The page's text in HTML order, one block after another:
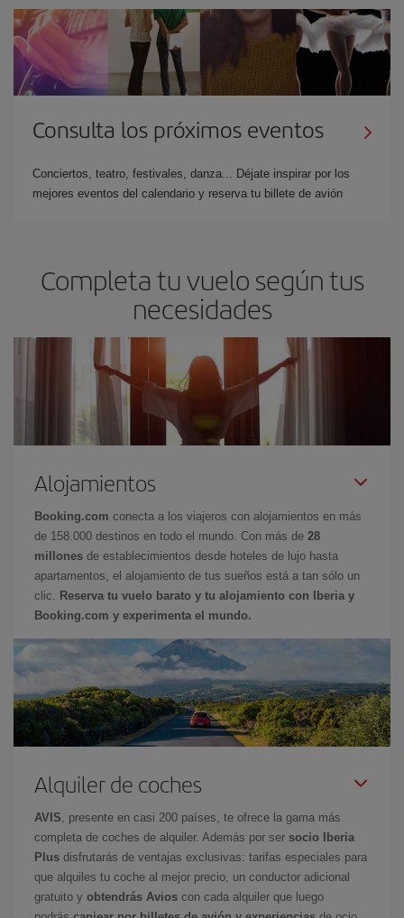
Consulta los próximos eventos
Conciertos, teatro, festivales, danza... Déjate inspirar por los
mejores eventos del calendario y reserva tu billete de avión
Completa tu vuelo según tus
necesidades
Alojamientos
Booking.com conecta a los viajeros con alojamientos en más
de 158.000 destinos en todo el mundo. Con más de 28
millones de establecimientos desde hoteles de lujo hasta
apartamentos, el alojamiento de tus sueños está a tan sólo un
clic.
Reserva tu vuelo barato y tu alojamiento con Iberia y
Booking.com y experimenta el mundo.
Alquiler de coches
AVIS , presente en casi 200 países, te ofrece la gama más
completa de coches de alquiler. Además por ser socio Iberia
Plus disfrutarás de ventajas exclusivas: tarifas especiales para
que alquiles tu coche al mejor precio, un conductor adicional
gratuito y obtendrás Avios con cada alquiler que luego